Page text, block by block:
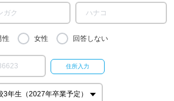
性 女性 回答しない